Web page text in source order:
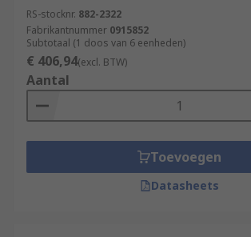
RS-stocknr. 882-2322
Fabrikantnummer 0915852
Subtotaal (1 doos van 6 eenheden)
€ 406,94(excl. BTW)
Aantal
Toevoegen
Datasheets